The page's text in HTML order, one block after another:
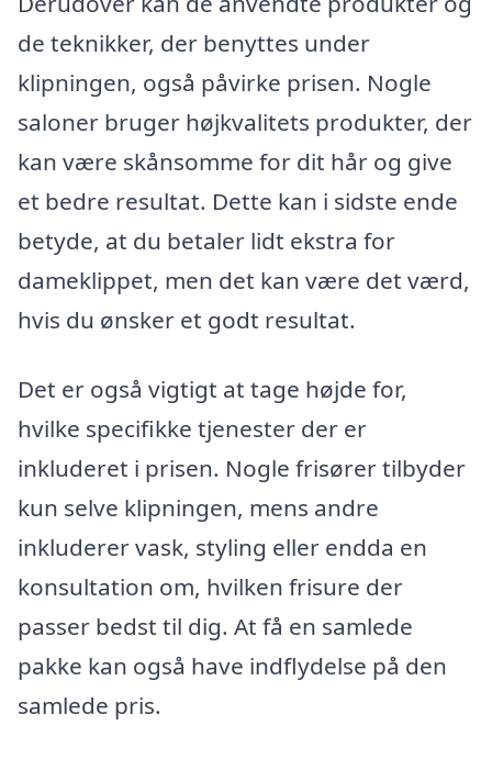
de teknikker, der benyttes under
klipningen, også påvirke prisen. Nogle
saloner bruger højkvalitets produkter, der
kan være skånsomme for dit hår og give
et bedre resultat. Dette kan i sidste ende
betyde, at du betaler lidt ekstra for
dameklippet, men det kan være det værd,
hvis du ønsker et godt resultat.
Det er også vigtigt at tage højde for,
hvilke specifikke tjenester der er
inkluderet i prisen. Nogle frisører tilbyder
kun selve klipningen, mens andre
inkluderer vask, styling eller endda en
konsultation om, hvilken frisure der
passer bedst til dig. At få en samlede
pakke kan også have indflydelse på den
samlede pris.